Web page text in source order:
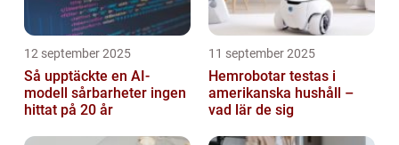
12 september 2025
Så upptäckte en AI-
modell sårbarheter ingen
hittat på 20 år
11 september 2025
Hemrobotar testas i
amerikanska hushåll –
vad lär de sig